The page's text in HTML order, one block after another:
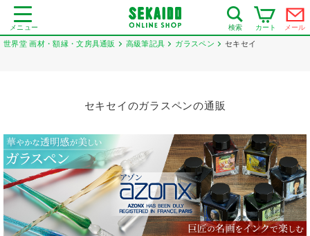
メニュー 検索 カート メール
世界堂 画材・額縁・文房具通販 高級筆記具 ガラスペン セキセイ
セキセイのガラスペンの通販